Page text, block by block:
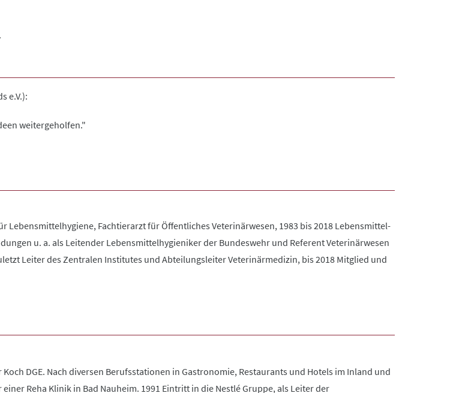
e.V.):
weitergeholfen."
Lebensmittelhygiene, Fachtierarzt für Öffentliches Veterinärwesen, 1983 bis 2018 Lebensmittel-
u. a. als Leitender Lebensmittelhygieniker der Bundeswehr und Referent Veterinärwesen
Leiter des Zentralen Institutes und Abteilungsleiter Veterinärmedizin, bis 2018 Mitglied und
DGE. Nach diversen Berufsstationen in Gastronomie, Restaurants und Hotels im Inland und
Reha Klinik in Bad Nauheim. 1991 Eintritt in die Nestlé Gruppe, als Leiter der